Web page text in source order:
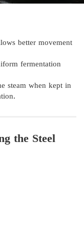
better movement
fermentation
steam when kept in
the Steel